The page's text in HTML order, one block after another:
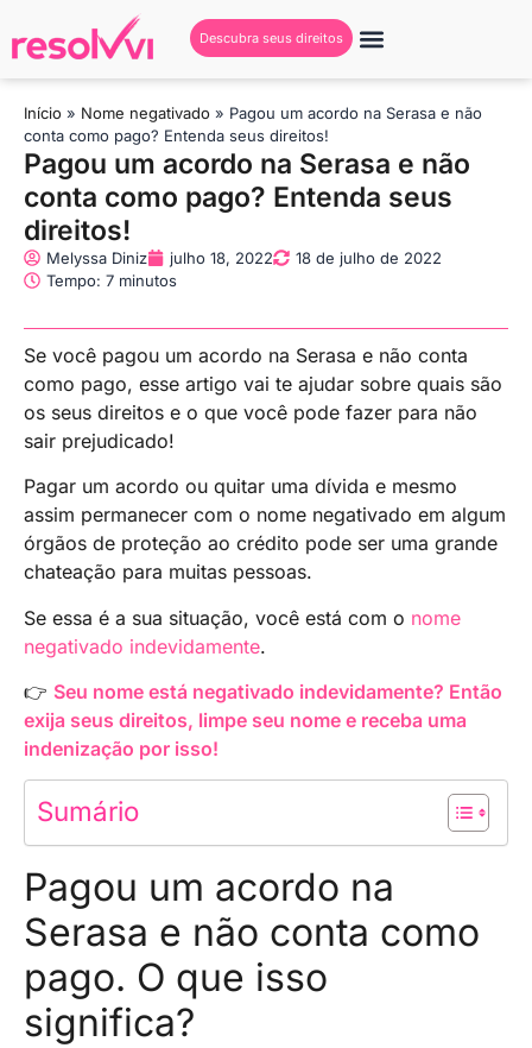
Descubra seus direitos
Início » Nome negativado » Pagou um acordo na Serasa e não
conta como pago? Entenda seus direitos!
Pagou um acordo na Serasa e não
conta como pago? Entenda seus
direitos!
Melyssa Diniz julho 18, 2022
18 de julho de 2022
Tempo: 7 minutos
Se você pagou um acordo na Serasa e não conta
como pago, esse artigo vai te ajudar sobre quais são
os seus direitos e o que você pode fazer para não
sair prejudicado!
Pagar um acordo ou quitar uma dívida e mesmo
assim permanecer com o nome negativado em algum
órgãos de proteção ao crédito pode ser uma grande
chateação para muitas pessoas.
Se essa é a sua situação, você está com o nome
negativado indevidamente.
👉 Seu nome está negativado indevidamente? Então
exija seus direitos, limpe seu nome e receba uma
indenização por isso!
Sumário
Pagou um acordo na
Serasa e não conta como
pago. O que isso
significa?